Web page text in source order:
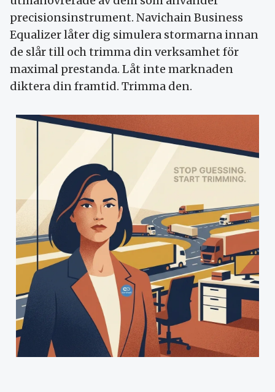
precisionsinstrument. Navichain Business
Equalizer låter dig simulera stormarna innan
de slår till och trimma din verksamhet för
maximal prestanda. Låt inte marknaden
diktera din framtid. Trimma den.